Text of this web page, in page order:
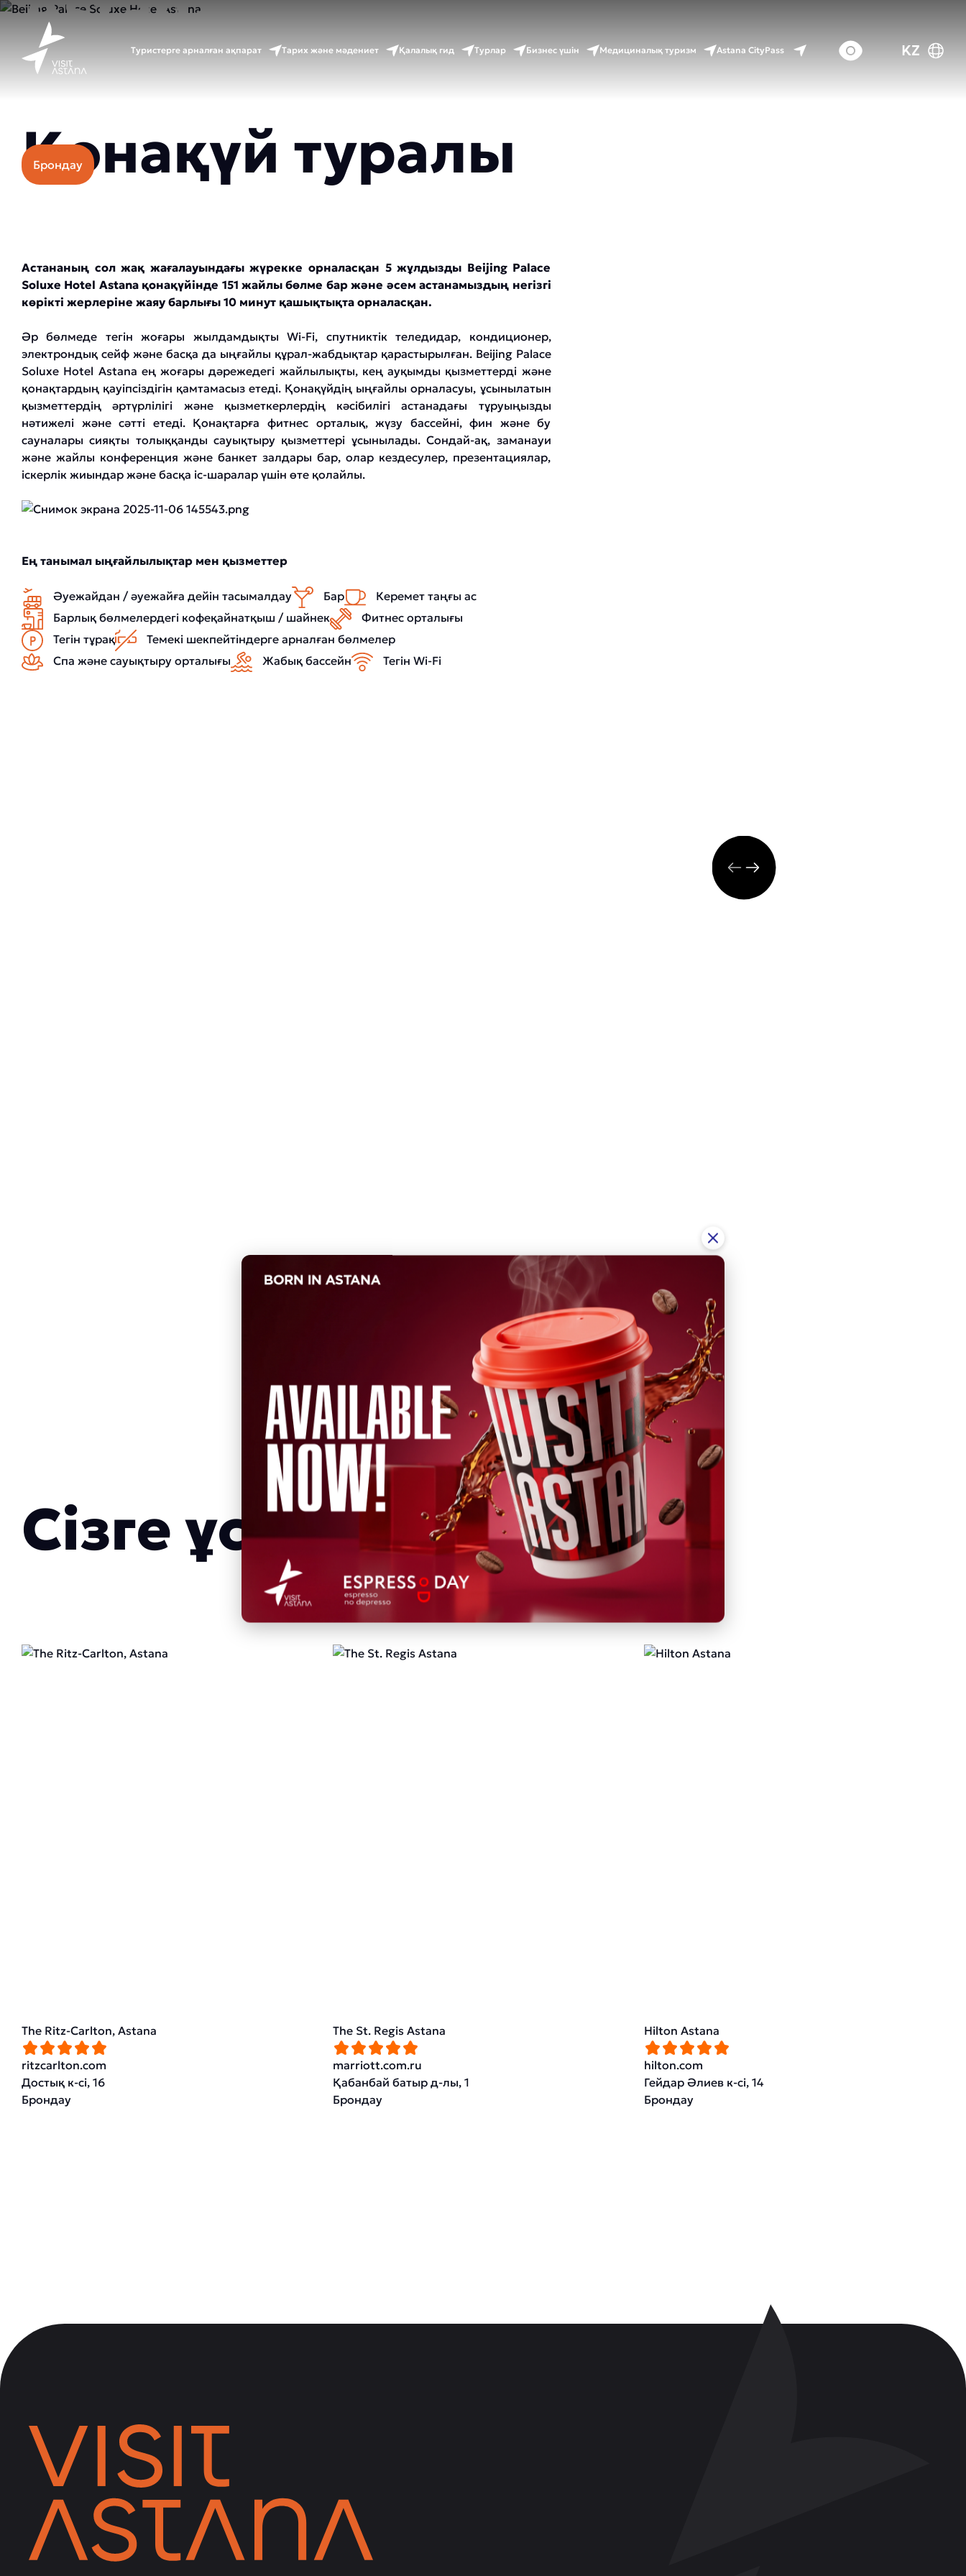
Туристерге арналған ақпарат Тарих және мәдениет Қалалық гид Турлар Бизнес үшін Медициналық туризм Astana CityPass KZ
Брондау
Қонақүй туралы
Астананың сол жақ жағалауындағы жүрекке орналасқан 5 жұлдызды Beijing Palace
Soluxe Hotel Astana қонақүйінде 151 жайлы бөлме бар және әсем астанамыздың негізгі
көрікті жерлеріне жаяу барлығы 10 минут қашықтықта орналасқан.
Әр бөлмеде тегін жоғары жылдамдықты Wi-Fi, спутниктік теледидар, кондиционер,
электрондық сейф және басқа да ыңғайлы құрал-жабдықтар қарастырылған. Beijing Palace
Soluxe Hotel Astana ең жоғары дәрежедегі жайлылықты, кең ауқымды қызметтерді және
қонақтардың қауіпсіздігін қамтамасыз етеді. Қонақүйдің ыңғайлы орналасуы, ұсынылатын
қызметтердің әртүрлілігі және қызметкерлердің кәсібилігі астанадағы тұруыңызды
нәтижелі және сәтті етеді. Қонақтарға фитнес орталық, жүзу бассейні, фин және бу
сауналары сияқты толыққанды сауықтыру қызметтері ұсынылады. Сондай-ақ, заманауи
және жайлы конференция және банкет залдары бар, олар кездесулер, презентациялар,
іскерлік жиындар және басқа іс-шаралар үшін өте қолайлы.
Ең танымал ыңғайлылықтар мен қызметтер
Әуежайдан / әуежайға дейін тасымалдау Бар
Керемет таңғы ас
Барлық бөлмелердегі кофеқайнатқыш / шайнек
Фитнес орталығы
Тегін тұрақ
Темекі шекпейтіндерге арналған бөлмелер
Спа және сауықтыру орталығы
Жабық бассейн Тегін Wi-Fi
Сізге ұсынамыз
The Ritz-Carlton, Astana
ritzcarlton.com
Достық к-сі, 16
Брондау
The St. Regis Astana
marriott.com.ru
Қабанбай батыр д-лы, 1
Брондау
Hilton Astana
hilton.com
Гейдар Әлиев к-сі, 14
Брондау